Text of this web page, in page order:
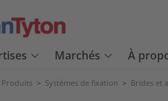
Marchés À
Produits > Systèmes de fixation > Brides et